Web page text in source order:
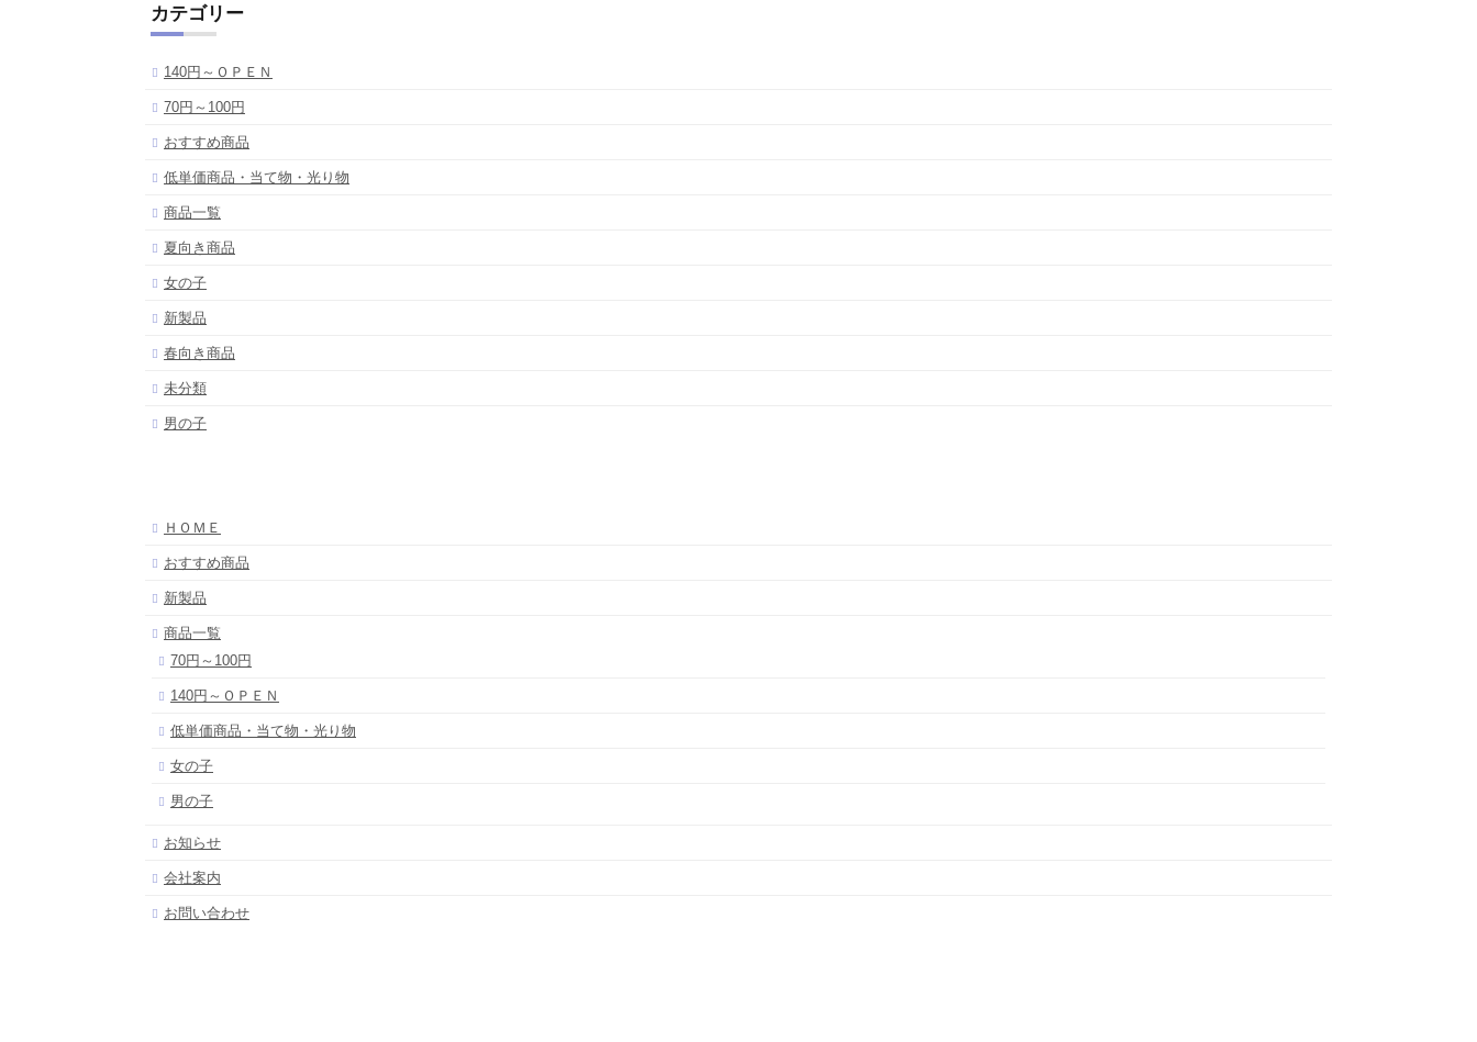
カテゴリー
140円～ＯＰＥＮ
70円～100円
おすすめ商品
低単価商品・当て物・光り物
商品一覧
夏向き商品
女の子
新製品
春向き商品
未分類
男の子
ＨＯＭＥ
おすすめ商品
新製品
商品一覧
70円～100円
140円～ＯＰＥＮ
低単価商品・当て物・光り物
女の子
男の子
お知らせ
会社案内
お問い合わせ